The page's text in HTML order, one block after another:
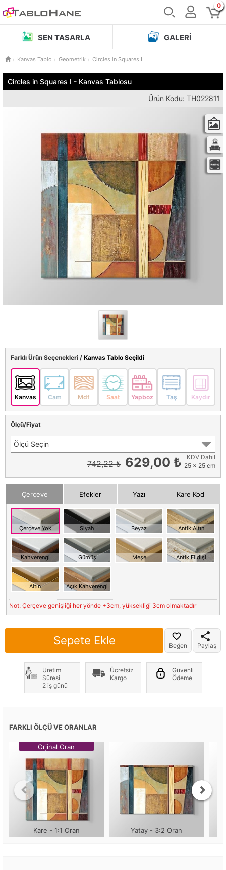
0
SEN TASARLA GALERI
Kanvas Tablo Geometrik Circles in Squares I
Circles in Squares I - Kanvas Tablosu
Ürün Kodu: TH022811
Farklı Ürün Seçenekleri / Kanvas Tablo Seçildi
Kanvas Cam Mdf Saat Yapboz Taş Kaydır
Ölçü/Fiyat
Ölçü Seçin
742,22 ₺ 629,00 ₺
KDV Dahil
25 x 25 cm
Çerçeve Efekler Yazı Kare Kod
Çerçeve Yok Siyah Beyaz Antik Altın
Kahverengi Gümüş Meşe Antik Fildişi
Altın Açık Kahverengi
Not: Çerçeve genişliği her yönde +3cm, yüksekliği 3cm olmaktadır
Sepete Ekle Beğen Paylaş
Üretim
Süresi
2 iş günü
Ücretsiz
Kargo
Güvenli
Ödeme
FARKLI ÖLÇÜ VE ORANLAR
Orjinal Oran
Kare - 1:1 Oran Yatay - 3:2 Oran